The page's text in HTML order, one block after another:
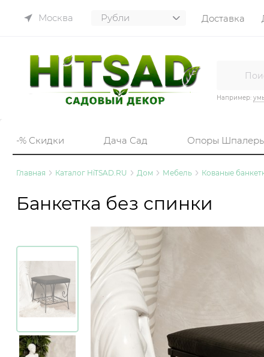
Москва Доставка
Например:
-% Скидки Дача Сад Опоры
Главная Каталог HiTSAD.RU Дом Мебель Кованые
Банкетка без спинки